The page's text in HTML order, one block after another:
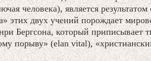
человека), является результатом
этих двух учений порождает
Бергсона, который приписывает
порыву» (elan vital),